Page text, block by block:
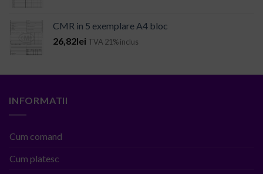
CMR in 5 exemplare A4 bloc
26,82lei TVA 21% inclus
INFORMATII
Cum comand
Cum platesc